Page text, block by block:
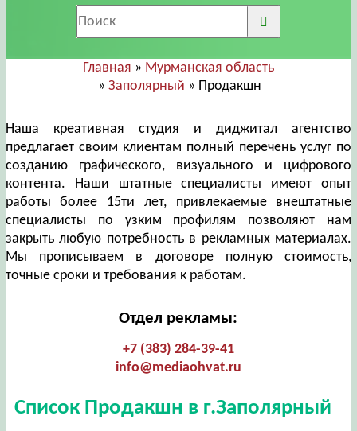
Главная » Мурманская область
»Заполярный » Продакшн
Наша креативная студия и диджитал агентство
предлагает своим клиентам полный перечень услуг по
созданию графического, визуального и цифрового
контента. Наши штатные специалисты имеют опыт
работы более 15ти лет, привлекаемые внештатные
специалисты по узким профилям позволяют нам
закрыть любую потребность в рекламных материалах.
Мы прописываем в договоре полную стоимость,
точные сроки и требования к работам.
Отдел рекламы:
+7 (383) 284-39-41
info@mediaohvat.ru
Список Продакшн в г.Заполярный